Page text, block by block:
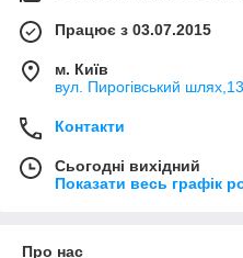
Працює з 03.07.2015
м. Київ
вул. Пирогівський
Контакти
Сьогодні вихідний
Показати весь графік
Про нас